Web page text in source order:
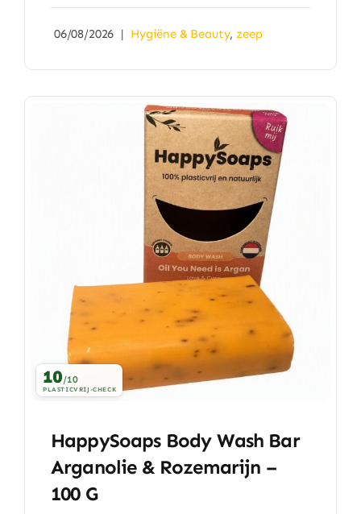
06/08/2026 | Hygiëne & Beauty,zeep
10/10
PLASTICVRIJ-CHECK
HappySoaps Body Wash Bar
Arganolie & Rozemarijn –
100 G